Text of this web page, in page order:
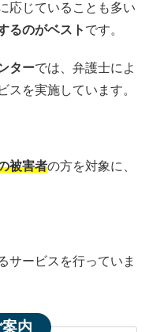
応じていることも多い
るのがベスト です。
ターでは、弁護士によ
スを実施しています。
被害者の方を対象に、
サービスを行っていま
内